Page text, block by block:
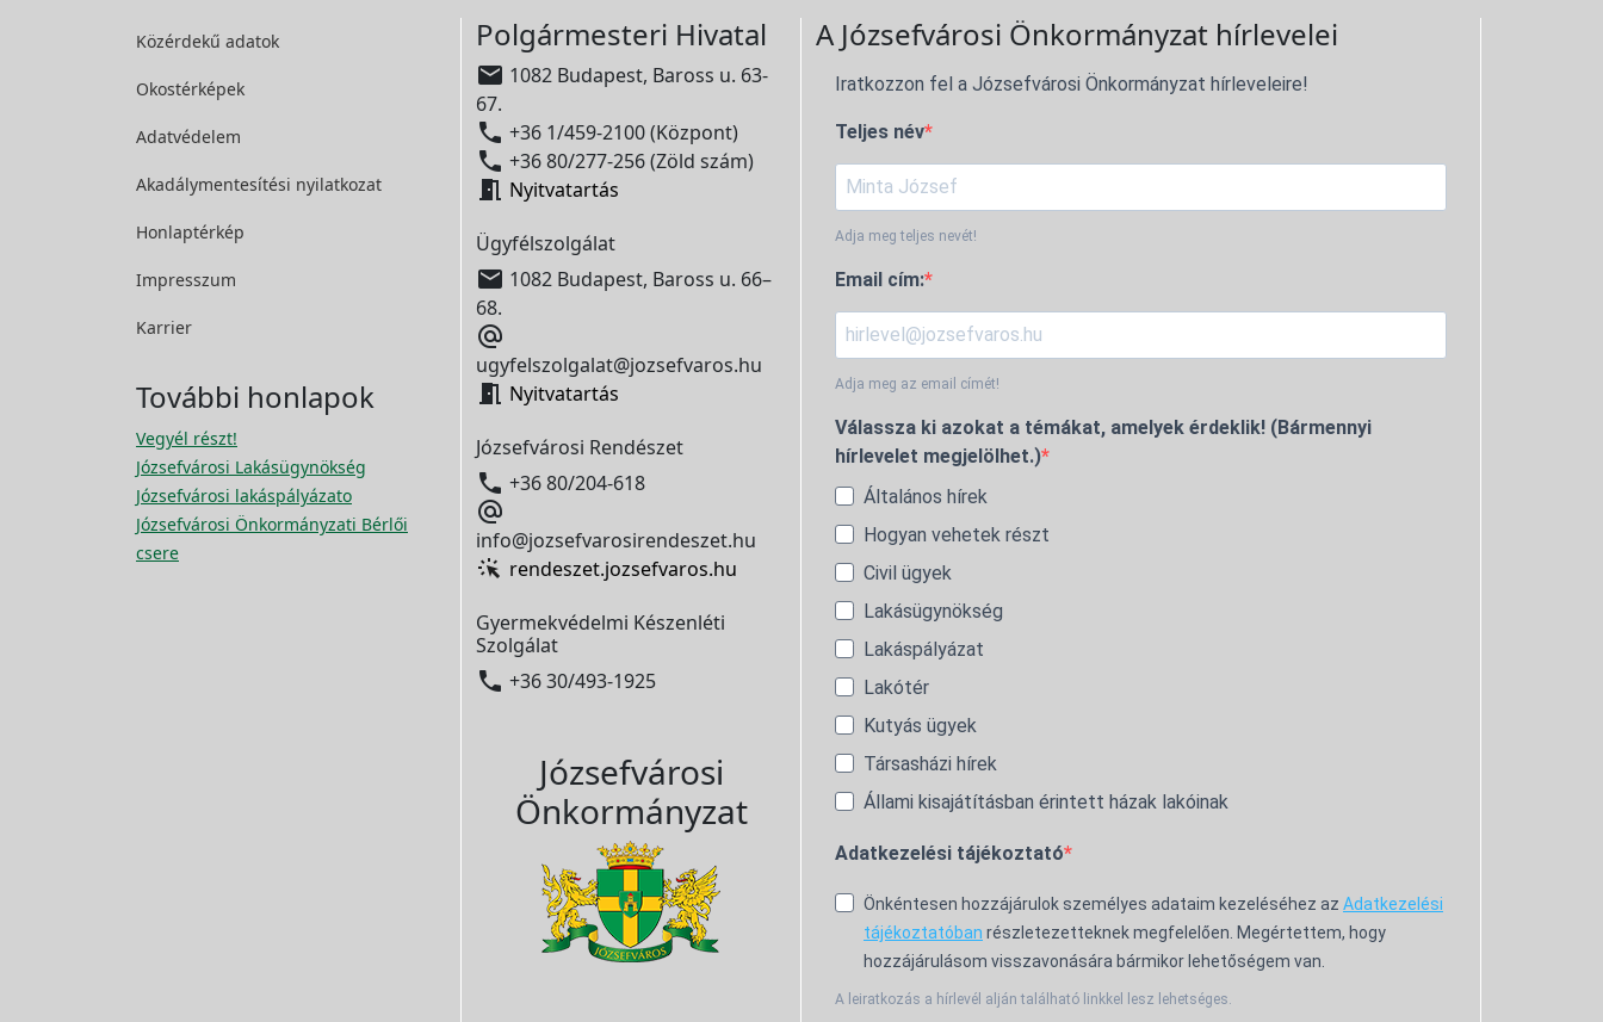
Közérdekű adatok
Okostérképek
Adatvédelem
Akadálymentesítési nyilatkozat
Honlaptérkép
Impresszum
Karrier
További honlapok
Vegyél részt!
Józsefvárosi Lakásügynökség
Józsefvárosi lakáspályázato
Józsefvárosi Önkormányzati Bérlői
csere
Polgármesteri Hivatal
 1082 Budapest, Baross u. 63-
67.
 +36 1/459-2100 (Központ)
 +36 80/277-256 (Zöld szám)
 Nyitvatartás
Ügyfélszolgálat
 1082 Budapest, Baross u. 66–
68.

ugyfelszolgalat@jozsefvaros.hu
 Nyitvatartás
Józsefvárosi Rendészet
 +36 80/204-618

info@jozsefvarosirendeszet.hu
rendeszet.jozsefvaros.hu
Gyermekvédelmi Készenléti
Szolgálat
 +36 30/493-1925
Józsefvárosi
Önkormányzat
A Józsefvárosi Önkormányzat hírlevelei
Iratkozzon fel a Józsefvárosi Önkormányzat hírleveleire!
Teljes név
Adja meg teljes nevét!
Email cím:
Adja meg az email címét!
Válassza ki azokat a témákat, amelyek érdeklik! (Bármennyi
hírlevelet megjelölhet.)
Általános hírek
Hogyan vehetek részt
Civil ügyek
Lakásügynökség
Lakáspályázat
Lakótér
Kutyás ügyek
Társasházi hírek
Állami kisajátításban érintett házak lakóinak
Adatkezelési tájékoztató
Önkéntesen hozzájárulok személyes adataim kezeléséhez az Adatkezelési
tájékoztatóban részletezetteknek megfelelően. Megértettem, hogy
hozzájárulásom visszavonására bármikor lehetőségem van.
A leiratkozás a hírlevél alján található linkkel lesz lehetséges.